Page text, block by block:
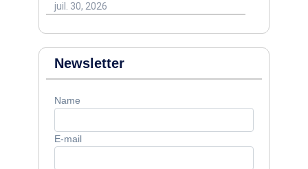
juil. 30, 2026
Newsletter
Name
E-mail